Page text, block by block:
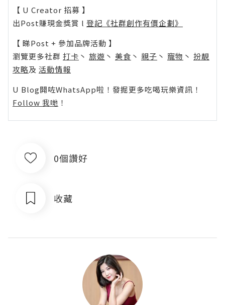
【 U Creator 招募 】
出Post賺現金獎賞 l 登記《社群創作有價企劃》
【 睇Post + 參加品牌活動 】
瀏覽更多社群 打卡 丶 旅遊 丶 美食 丶 親子 丶 寵物 丶 扮靚
攻略及 活動情報
U Blog開咗WhatsApp啦！發掘更多吃喝玩樂資訊！
Follow 我哋 ！
0個讚好
收藏